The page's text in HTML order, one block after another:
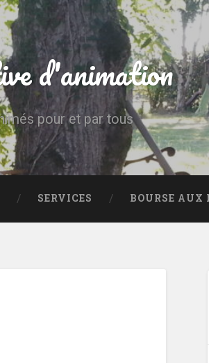
d'animation
pour et par tous
SERVICES BOURSE AUX